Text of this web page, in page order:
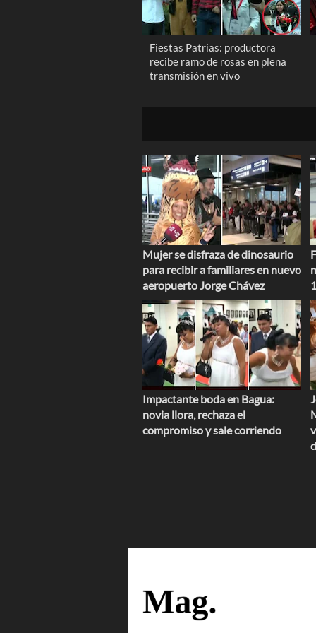
Fiestas Patrias: productora
recibe ramo de rosas en plena
transmisión en vivo
Mujer se disfraza de dinosaurio
para recibir a familiares en nuevo
aeropuerto Jorge Chávez
Impactante boda en Bagua:
novia llora, rechaza el
compromiso y sale corriendo